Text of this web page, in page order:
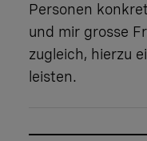
Personen
und mir grosse
zugleich, hierzu
leisten.